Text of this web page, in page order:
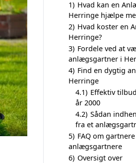
1) Hvad kan en
Herringe hjælpe
2) Hvad koster en
Herringe?
3) Fordele ved at
anlægsgartner i
4) Find en dygtig
Herringe
4.1) Effektiv
år 2000
4.2) Sådan
fra et
5) FAQ om
anlægsgartnere
6) Oversigt over